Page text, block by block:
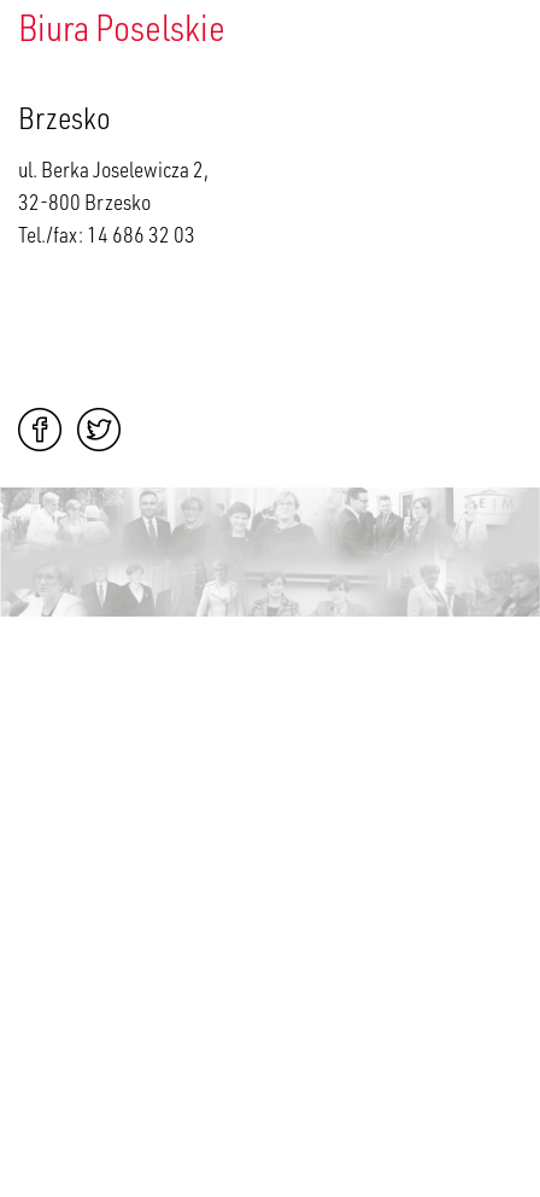
Biura Poselskie
Brzesko
ul. Berka Joselewicza 2,
32-800 Brzesko
Tel./fax: 14 686 32 03